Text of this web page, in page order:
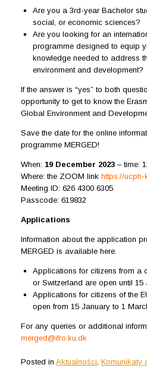
Are you a 3rd-year Bachelor
social, or economic sciences?
Are you looking for an
programme designed to equip
knowledge needed to address
environment and development?
If the answer is “yes” to both
opportunity to get to know the
Global Environment and
Save the date for the online
programme MERGED!
When: 19 December 2023 – time:
Where: the ZOOM link https://
Meeting ID: 626 4300 6305
Passcode: 619832
Applications
Information about the application
MERGED is available here.
Applications for citizens from a
or Switzerland are open until 15
Applications for citizens of the
open from 15 January to 1
For any queries or additional
merged@ifro.ku.dk
Posted in Aktualności Komunikaty